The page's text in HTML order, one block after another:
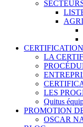
CERTIFICATION
LA
LES
Quitus
PROMOTION
OSCAR